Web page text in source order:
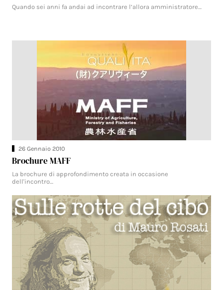
Quando sei anni fa andai ad incontrare l’allora amministratore…
26 Gennaio 2010
Brochure MAFF
La brochure di approfondimento creata in occasione
dell'incontro…